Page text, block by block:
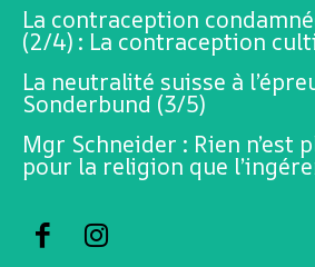
La contraception
(2/4) : La contraception
La neutralité suisse à
Sonderbund (3/5)
Mgr Schneider : Rien n’est
pour la religion que